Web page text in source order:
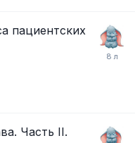
пациентских
Часть II.